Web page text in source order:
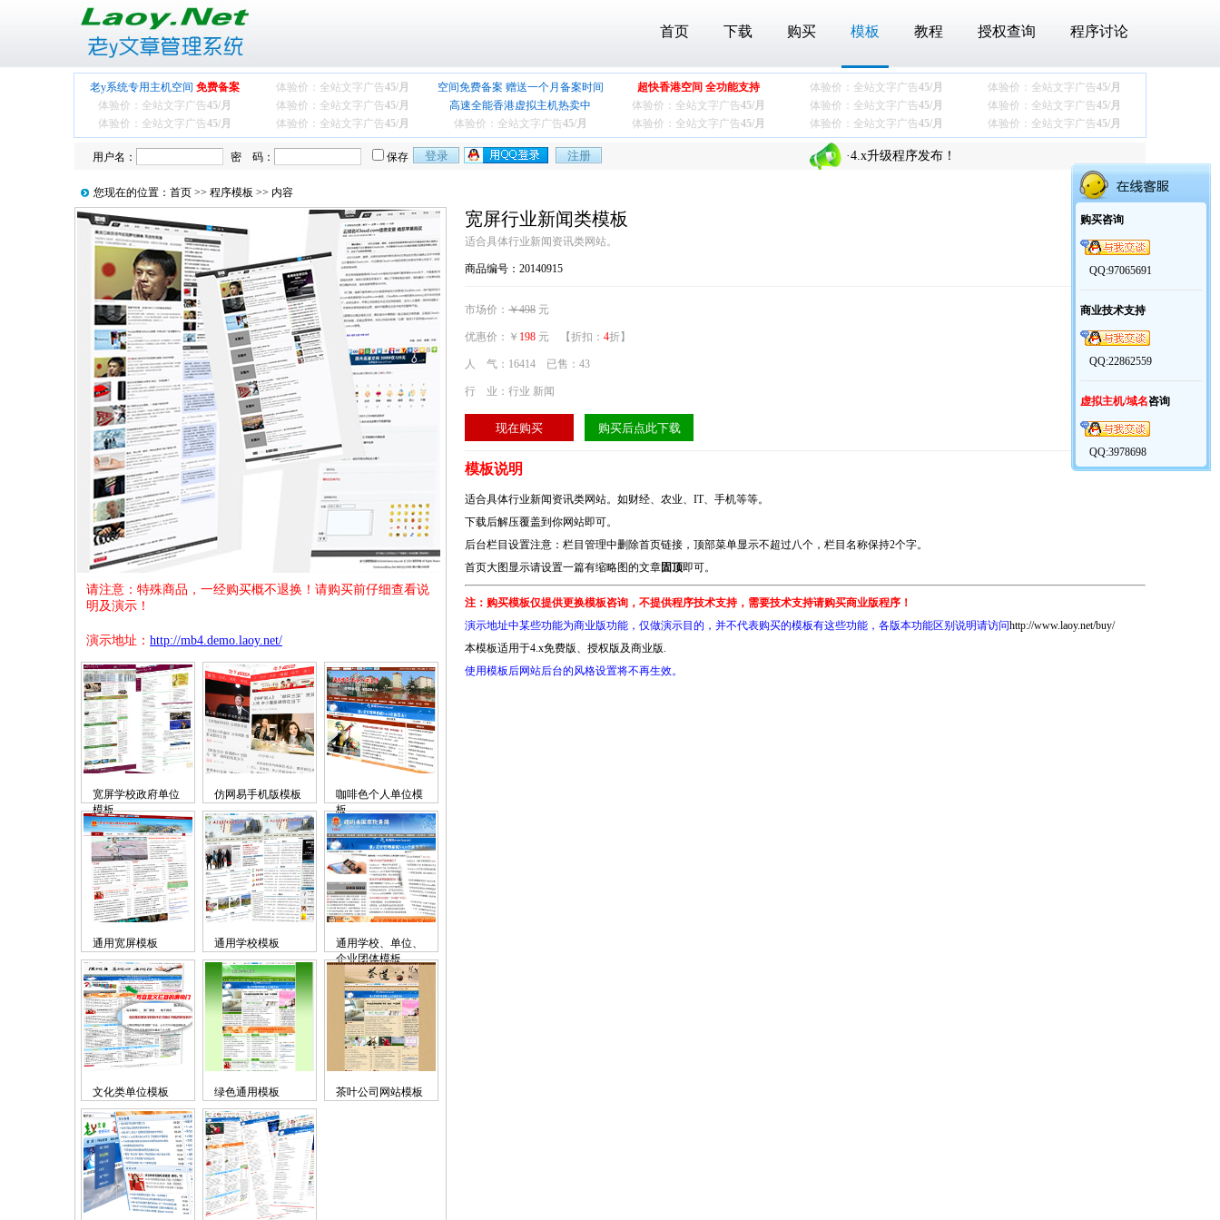
首页 下载 购买 模板 教程 授权查询 程序讨论
老y系统专用主机空间 免费备案 体验价：全站文字广告45/月 空间免费备案 赠送一个月备案时间 超快香港空间 全功能支持 体验价：全站文字广告45/月 体验价：全站文字广告45/月
体验价：全站文字广告45/月 体验价：全站文字广告45/月 高速全能香港虚拟主机热卖中 体验价：全站文字广告45/月 体验价：全站文字广告45/月 体验价：全站文字广告45/月
体验价：全站文字广告45/月 体验价：全站文字广告45/月 体验价：全站文字广告45/月 体验价：全站文字广告45/月 体验价：全站文字广告45/月 体验价：全站文字广告45/月
· 关于最近下载压缩包后360报木马的问题
· 商业模板【通用协会团体模板】发布
·4.x升级程序发布！
用户名： 密 码： 保存
您现在的位置： 首页 >> 程序模板 >> 内容
请注意：特殊商品，一经购买概不退换！请购买前仔细查看说
明及演示！
演示地址： http://mb4.demo.laoy.net/
宽屏学校政府单位
模板
仿网易手机版模板
咖啡色个人单位模
板
通用宽屏模板 通用学校模板
通用学校、单位、
企业团体模板
文化类单位模板 绿色通用模板 茶叶公司网站模板
宽屏行业新闻类模板
适合具体行业新闻资讯类网站。
商品编号：20140915
市场价： ￥498 元
优惠价：￥ 198 元 【折扣： 4折】
人 气：16414 已售：43
行 业：行业 新闻
模板说明
适合具体行业新闻资讯类网站。如财经、农业、IT、手机等等。
下载后解压覆盖到你网站即可。
后台栏目设置注意：栏目管理中删除首页链接，顶部菜单显示不超过八个，栏目名称保持2个字。
首页大图显示请设置一篇有缩略图的文章固顶即可。
注：购买模板仅提供更换模板咨询，不提供程序技术支持，需要技术支持请购买商业版程序！
演示地址中某些功能为商业版功能，仅做演示目的，并不代表购买的模板有这些功能，各版本功能区别说明请访问http://www.laoy.net/buy/
本模板适用于4.x免费版、授权版及商业版.
使用模板后网站后台的风格设置将不再生效。
购买咨询
QQ:97065691
商业技术支持
QQ:22862559
虚拟主机/域名咨询
QQ:3978698